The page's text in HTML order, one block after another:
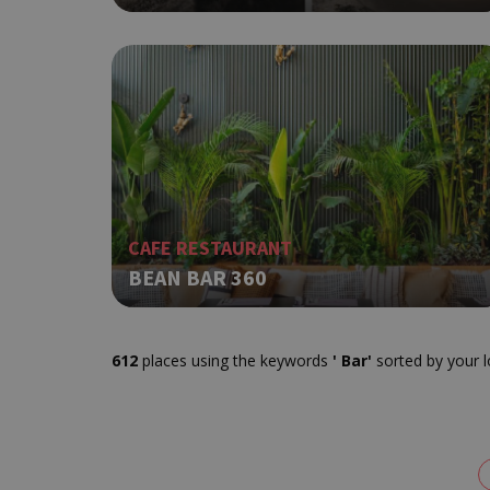
CAFE RESTAURANT
BEAN BAR 360
612 places using the keywords ' Bar' sorted by your
takeOverCookie
__cf_bm